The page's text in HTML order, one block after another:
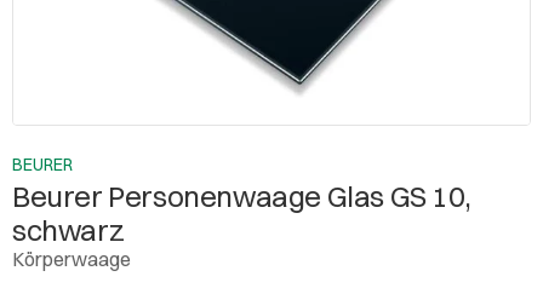
BEURER
Beurer Personenwaage Glas GS 10,
schwarz
Körperwaage